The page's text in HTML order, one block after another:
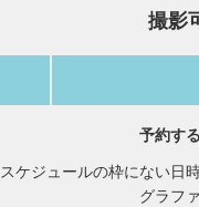
撮影
予約す
スケジュールの枠にない日
グラフ